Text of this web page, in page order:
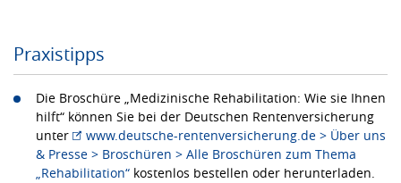
Praxistipps
Die Broschüre „Medizinische Rehabilitation: Wie sie Ihnen
hilft“ können Sie bei der Deutschen Rentenversicherung
unter
www.deutsche-rentenversicherung.de > Über uns
& Presse > Broschüren > Alle Broschüren zum Thema
„Rehabilitation“ kostenlos bestellen oder herunterladen.